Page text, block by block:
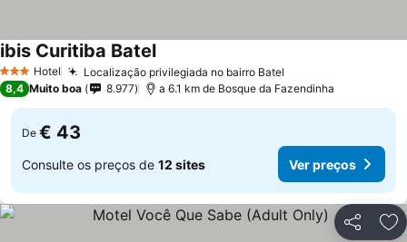
3 EstrelasHotel Localização privilegiada no bairro Batel
ibis Curitiba Batel
8,4 Muito boa 8.977 a 6.1 km de Bosque da Fazendinha
De € 43
Consulte os preços de 12 sites Ver preços
Partilhar